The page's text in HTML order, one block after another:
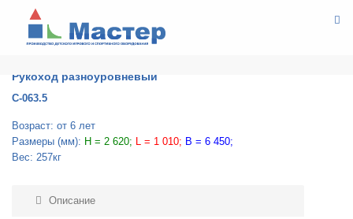
Рукоход разноуровневый
С-063.5
Возраст: от 6 лет
Размеры (мм): H = 2 620; L = 1 010; B = 6 450;
Вес: 257кг
Описание